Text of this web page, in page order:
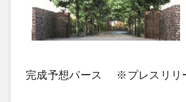
完成予想パース ※プレスリリ